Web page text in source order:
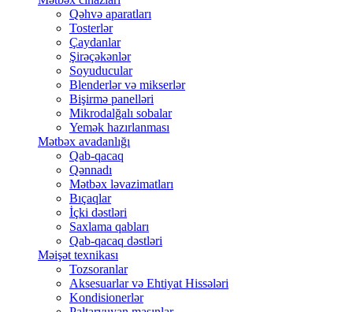
Qəhvə aparatları
Tosterlər
Çaydanlar
Şirəçəkənlər
Soyuducular
Blenderlər və mikserlər
Bişirmə panelləri
Mikrodalğalı sobalar
Yemək hazırlanması
Mətbəx avadanlığı
Qab-qacaq
Qənnadı
Mətbəx ləvazimatları
Bıçaqlar
İçki dəstləri
Saxlama qabları
Qab-qacaq dəstləri
Məişət texnikası
Tozsoranlar
Aksesuarlar və Ehtiyat Hissələri
Kondisionerlər